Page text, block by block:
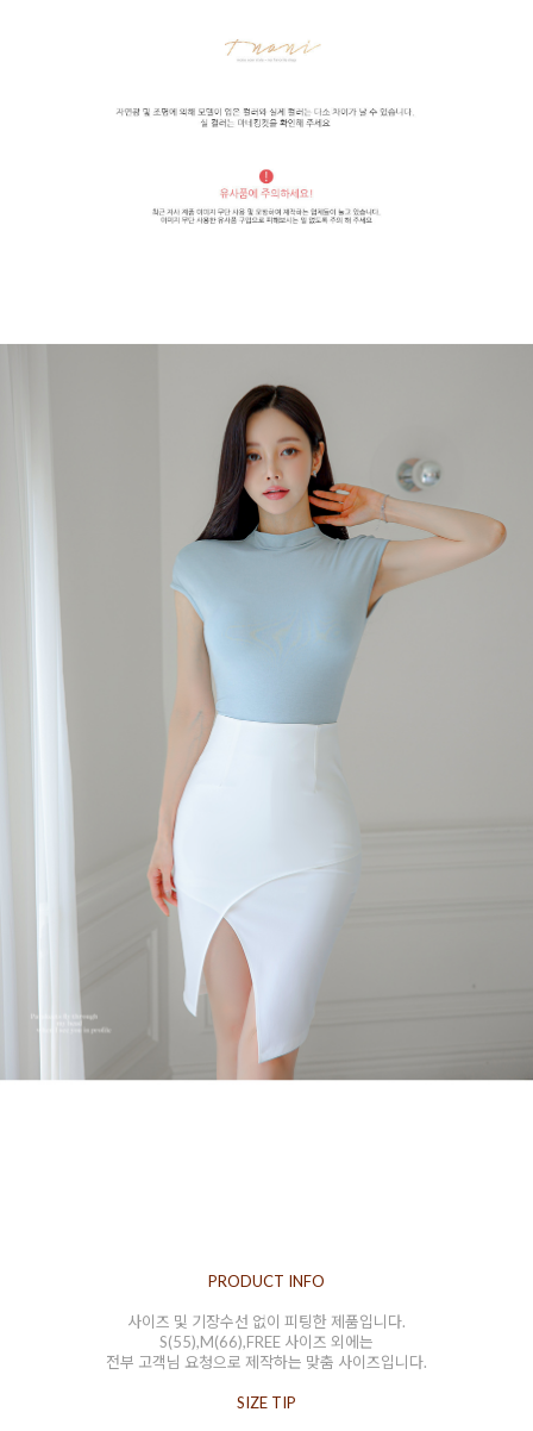
PRODUCT INFO
사이즈 및 기장수선 없이 피팅한 제품입니다.
S(55),M(66),FREE 사이즈 외에는
전부 고객님 요청으로 제작하는 맞춤 사이즈입니다.
SIZE TIP